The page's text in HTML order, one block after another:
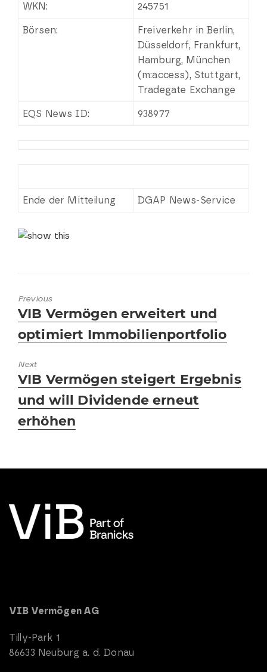
WKN: 245751
Börsen:
Freiverkehr in Berlin,
Düsseldorf, Frankfurt,
Hamburg, München
(m:access), Stuttgart,
Tradegate Exchange
EQS News ID: 938977
Ende der Mitteilung DGAP News-Service
Previous
Previous
post:
VIB Vermögen erweitert und
optimiert Immobilienportfolio
Next
Next
post:
VIB Vermögen steigert Ergebnis
und will Dividende erneut
erhöhen
VIB Vermögen AG
Tilly-Park 1
86633 Neuburg a. d. Donau